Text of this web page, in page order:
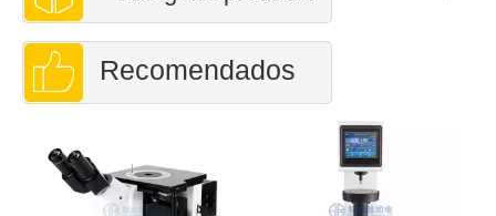
Recomendados